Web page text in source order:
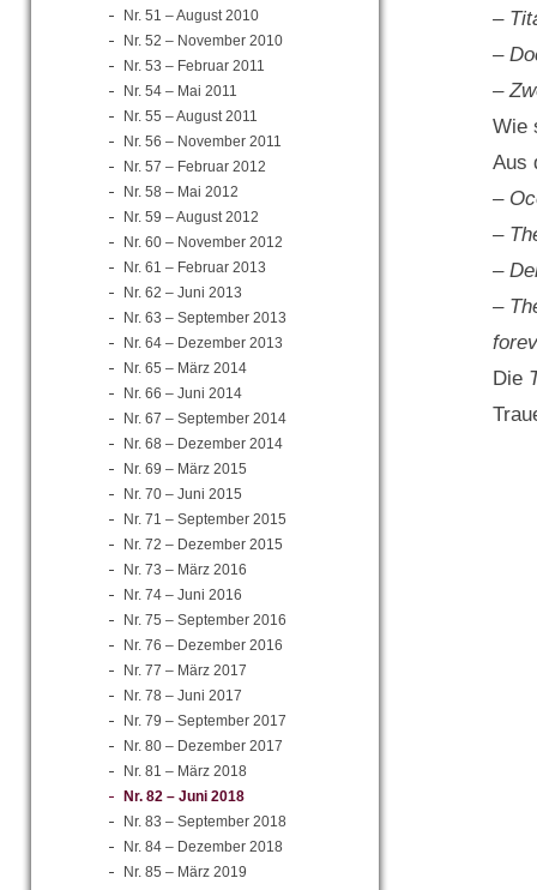
Nr. 51 – August 2010
Nr. 52 – November 2010
Nr. 53 – Februar 2011
Nr. 54 – Mai 2011
Nr. 55 – August 2011
Nr. 56 – November 2011
Nr. 57 – Februar 2012
Nr. 58 – Mai 2012
Nr. 59 – August 2012
Nr. 60 – November 2012
Nr. 61 – Februar 2013
Nr. 62 – Juni 2013
Nr. 63 – September 2013
Nr. 64 – Dezember 2013
Nr. 65 – März 2014
Nr. 66 – Juni 2014
Nr. 67 – September 2014
Nr. 68 – Dezember 2014
Nr. 69 – März 2015
Nr. 70 – Juni 2015
Nr. 71 – September 2015
Nr. 72 – Dezember 2015
Nr. 73 – März 2016
Nr. 74 – Juni 2016
Nr. 75 – September 2016
Nr. 76 – Dezember 2016
Nr. 77 – März 2017
Nr. 78 – Juni 2017
Nr. 79 – September 2017
Nr. 80 – Dezember 2017
Nr. 81 – März 2018
Nr. 82 – Juni 2018
Nr. 83 – September 2018
Nr. 84 – Dezember 2018
Nr. 85 – März 2019
–
–
–
Wie
Aus
–
–
–
–
Die